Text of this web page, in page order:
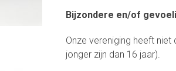
Bijzondere en/of
Onze vereniging heeft
jonger zijn dan 16 jaar).